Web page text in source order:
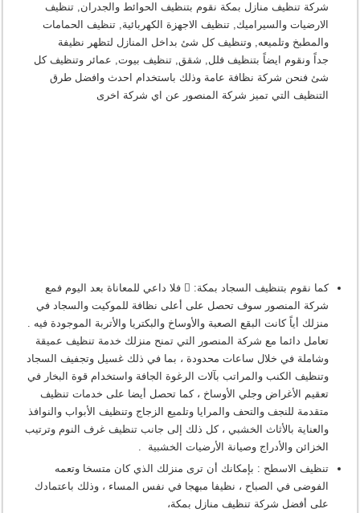
شركة تنظيف منازل بمكة نقوم بتنظيف الحوائط والجدران, تنظيف
الارضيات والسيراميك, تنظيف الاجهزة الكهربائية, تنظيف الحمامات
والمطبخ وتلميعه, وتنظيف كل شئ بداخل المنازل لتظهر نظيفة
جداً ونقوم ايضاً بتنظيف فلل, شقق, تنظيف بيوت, عمائر وتنظيف كل
شئ فنحن شركة نظافة عامة وذلك باستخدام احدث وافضل طرق
التنظيف التي تميز شركة المنصور عن اي شركة اخرى
كما نقوم بتنظيف السجاد بمكة:  فلا داعي للمعاناة بعد اليوم فمع
شركة المنصور سوف تحصل على أعلى نظافة للموكيت والسجاد في
منزلك أياً كانت البقع الصعبة والأوساخ والبكتريا والأتربة الموجودة فيه .
تعامل دائما مع شركة المنصور التي تمنح منزلك خدمة تنظيف عميقة
وشاملة في خلال ساعات محدودة ، بما في ذلك غسيل وتجفيف السجاد
وتنظيف الكنب والمراتب بآلات الرغوة الجافة واستخدام قوة البخار في
تعقيم الأغراض وجلي الأوساخ ، كما تحصل أيضا على خدمات تنظيف
متقدمة للنجف والتحف والمرايا وتلميع الزجاج وتنظيف الأبواب والنوافذ
والعناية بالأثاث الخشبي ، كل ذلك إلى جانب تنظيف غرف النوم وترتيب
الخزائن والأدراج وصيانة الأرضيات الخشبية .
تنظيف الاسطح : بإمكانك أن ترى منزلك الذي كان متسخا وتعمه
الفوضى في الصباح ، نظيفا مبهجا في نفس المساء ، وذلك باعتمادك
على أفضل شركة تنظيف منازل بمكة،